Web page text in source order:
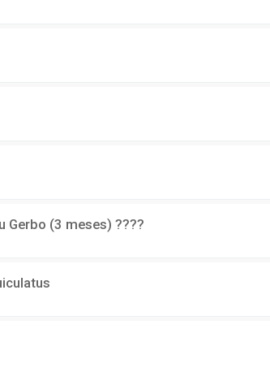
Gerbo (3 meses) ????